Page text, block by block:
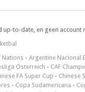
up-to-date, en geen account
Nations - Argentine Nacional
Österreich - CAF
FA Super Cup - Chinese
- Copa Sudamericana -